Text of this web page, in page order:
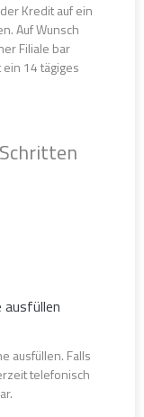
Kredit auf ein
Auf Wunsch
Filiale bar
14 tägiges
ausfüllen. Falls
telefonisch